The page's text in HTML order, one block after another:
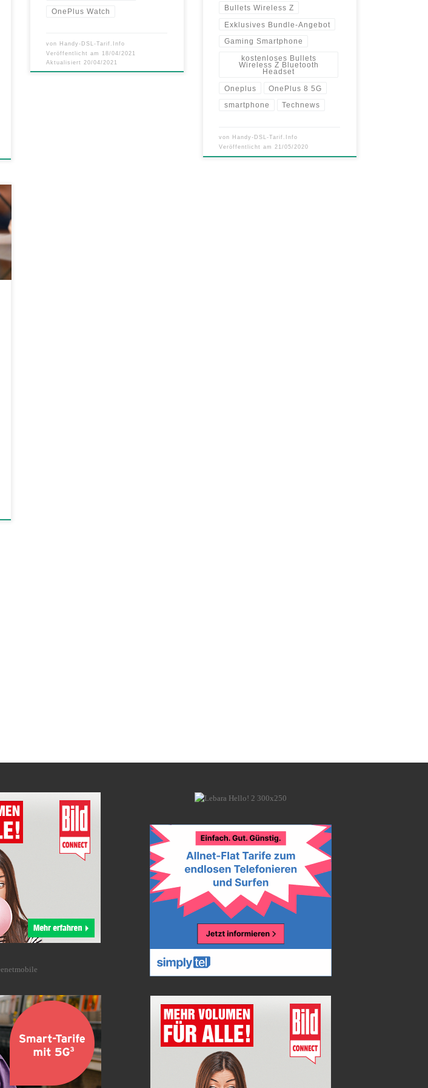
OnePlus Watch
von Handy-DSL-Tarif.Info
Veröffentlicht am 18/04/2021
Aktualisiert 20/04/2021
Bullets Wireless Z
Exklusives Bundle-Angebot
Gaming Smartphone
kostenloses Bullets
Wireless Z Bluetooth
Headset
Oneplus OnePlus 8 5G
smartphone Technews
von Handy-DSL-Tarif.Info
Veröffentlicht am21/05/2020